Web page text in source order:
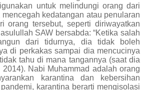
untuk melindungi orang dari
kedatangan atau penularan
orang tersebut, seperti diriwayatkan
SAW bersabda: “Ketika salah
dari tidurnya, dia tidak boleh
di perkakas sampai dia mencucinya
tahu di mana tangannya (saat dia
2014). Nabi Muhammad adalah orang
karantina dan kebersihan
karantina berarti mengisolasi